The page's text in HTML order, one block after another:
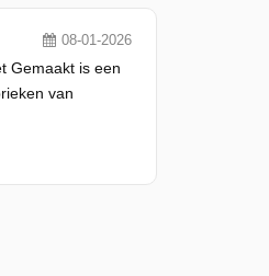
08-01-2026
Gemaakt is een
van